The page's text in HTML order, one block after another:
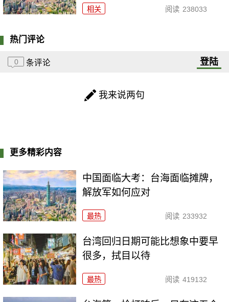
相关 阅读 238033
热门评论
0 条评论 登陆
我来说两句
更多精彩内容
中国面临大考：台海面临摊牌，
解放军如何应对
最热 阅读 233932
台湾回归日期可能比想象中要早
很多，拭目以待
最热 阅读 419132